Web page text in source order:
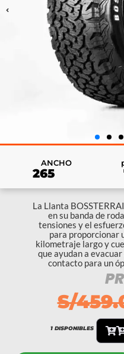
ANCHO
265
La Llanta
en su banda de
tensiones y el
para proporcionar
kilometraje largo y
que ayudan a
contacto para un
S/
1 DISPONIBLES